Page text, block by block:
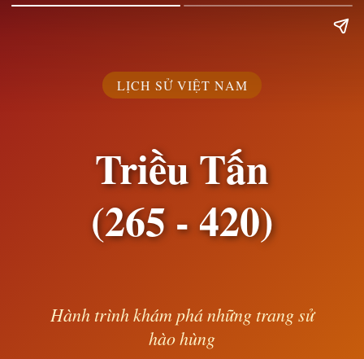
LỊCH SỬ VIỆT NAM
Triều Tấn
(265 - 420)
Hành trình khám phá những trang sử
hào hùng